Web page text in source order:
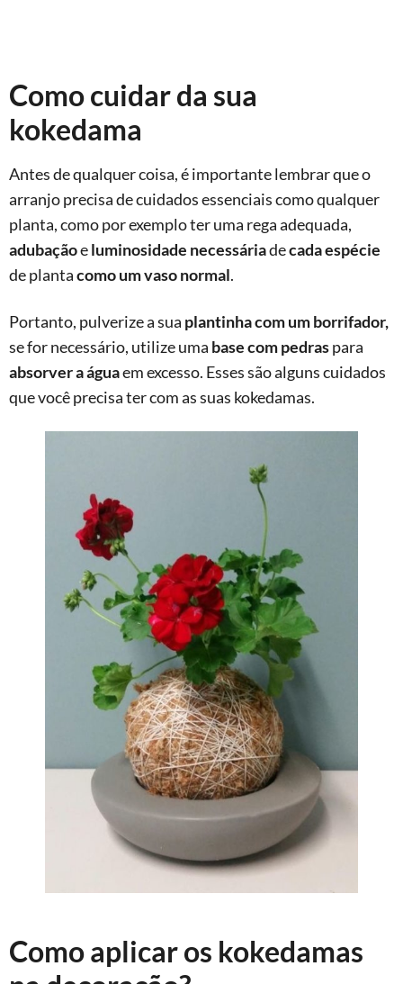
Como cuidar da sua
kokedama
Antes de qualquer coisa, é importante lembrar que o
arranjo precisa de cuidados essenciais como qualquer
planta, como por exemplo ter uma rega adequada,
adubaçãoeluminosidade necessáriadecadaespécie
de plantacomo um vaso normal.
Portanto, pulverize a sua plantinha com um borrifador,
se for necessário, utilize uma base com pedraspara
absorver a águaem excesso. Esses são alguns cuidados
que você precisa ter com as suas kokedamas.
Como aplicar os kokedamas